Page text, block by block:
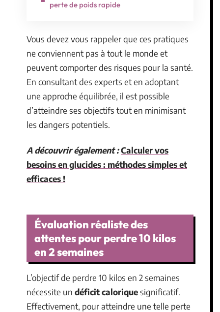
perte de poids rapide
Vous devez vous rappeler que ces pratiques
ne conviennent pas à tout le monde et
peuvent comporter des risques pour la santé.
En consultant des experts et en adoptant
une approche équilibrée, il est possible
d’atteindre ses objectifs tout en minimisant
les dangers potentiels.
A découvrir également :Calculer vos
besoins en glucides : méthodes simples et
efficaces !
Évaluation réaliste des
attentes pour perdre 10 kilos
en 2 semaines
L’objectif de perdre 10 kilos en 2 semaines
nécessite un déficit caloriquesignificatif.
Effectivement, pour atteindre une telle perte